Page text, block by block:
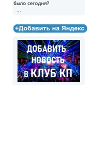
было сегодня?